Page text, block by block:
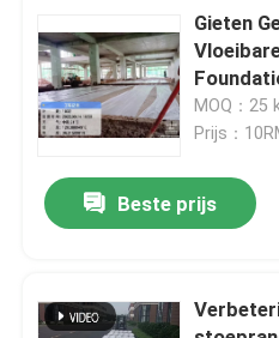
Neem contact met ons op
Vraag een offerte
Stabilisator van de
Stabilisator van de
Gieten
MOQ：25
Prijs：
Beste prijs